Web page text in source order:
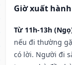
Giờ xuất
Từ 11h-13h
nếu đi thường
có lời. Người đi